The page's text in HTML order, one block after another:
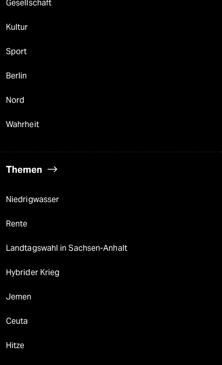
Gesellschaft
Kultur
Sport
Berlin
Nord
Wahrheit
Themen
Niedrigwasser
Rente
Landtagswahl in Sachsen-Anhalt
Hybrider Krieg
Jemen
Ceuta
Hitze